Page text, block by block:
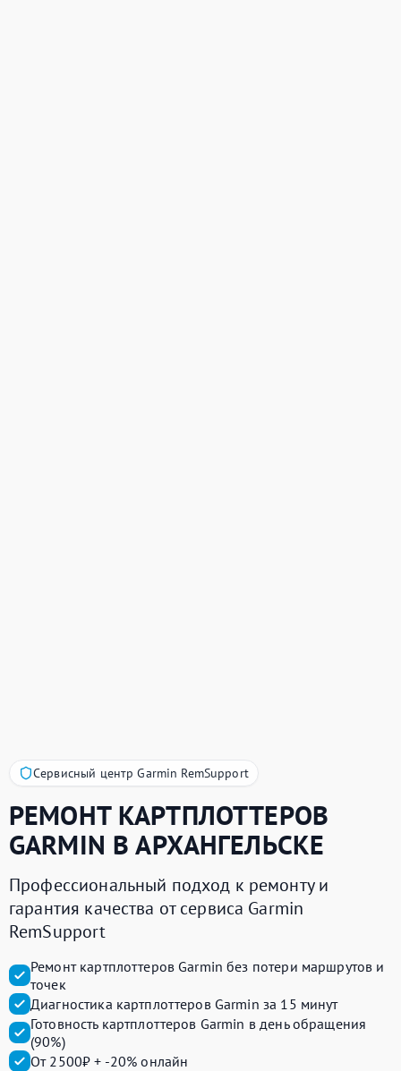
Сервисный центр Garmin RemSupport
РЕМОНТ КАРТПЛОТТЕРОВ
GARMIN В АРХАНГЕЛЬСКЕ
Профессиональный подход к ремонту и
гарантия качества от сервиса Garmin
RemSupport
Ремонт картплоттеров Garmin без потери маршрутов и
точек
Диагностика картплоттеров Garmin за 15 минут
Готовность картплоттеров Garmin в день обращения
(90%)
От 2500₽ + -20% онлайн